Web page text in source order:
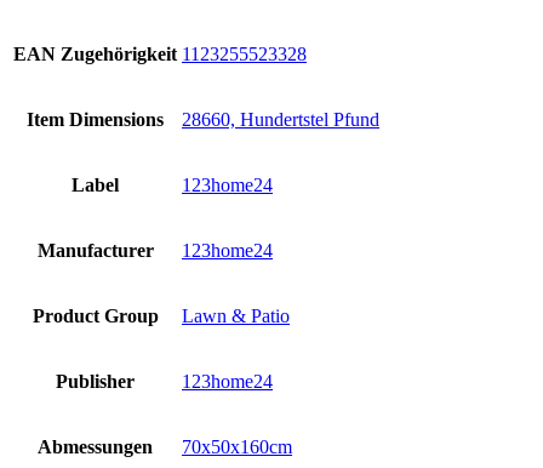
EAN Zugehörigkeit 1123255523328
Item Dimensions 28660, Hundertstel Pfund
Label 123home24
Manufacturer 123home24
Product Group Lawn & Patio
Publisher 123home24
Abmessungen 70x50x160cm